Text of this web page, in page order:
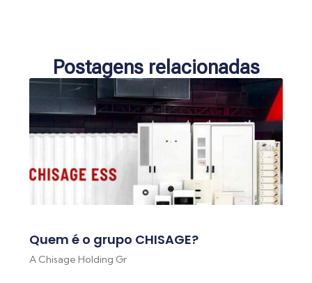
Postagens relacionadas
Quem é o grupo CHISAGE?
A Chisage Holding Gr